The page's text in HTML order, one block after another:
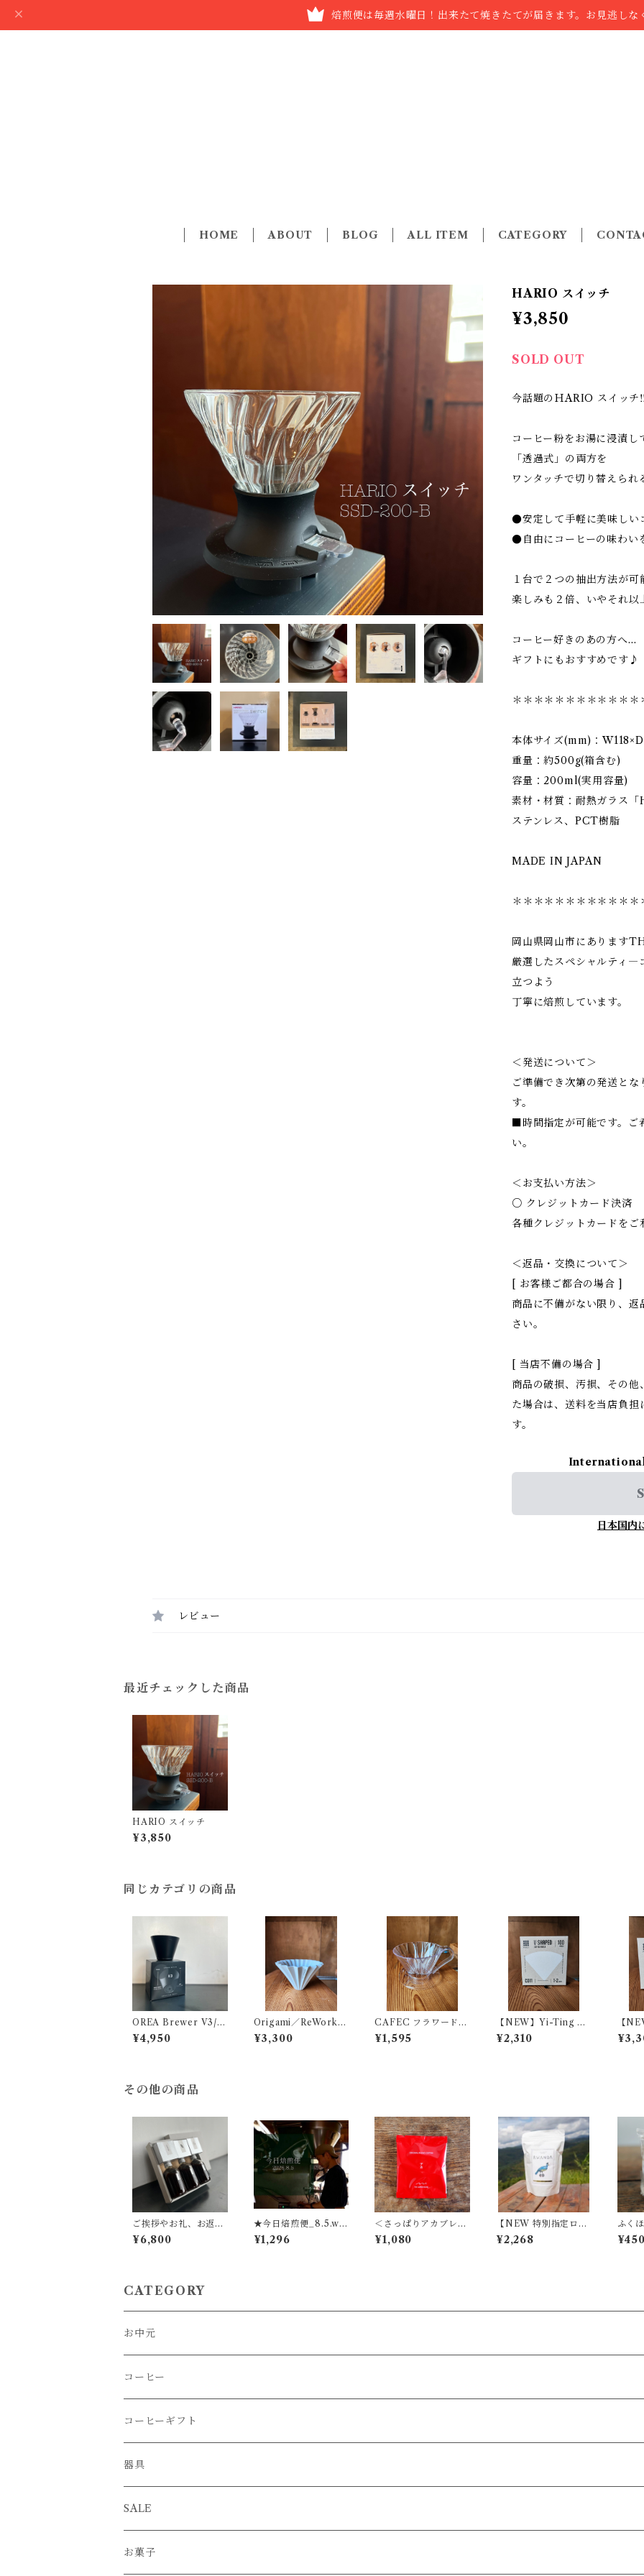
焙煎便は毎週水曜日！出来たて焼きたてが届きます。お見逃しな
HOME ABOUT BLOG ALL ITEM CATEGORY
HARIO スイッチ
¥3,850
SOLD OUT
今話題のＨARIO スイッチ
コーヒー粉をお湯に浸漬
「透過式」の両方を
ワンタッチで切り替えられ
●安定して手軽に美味しい
●自由にコーヒーの味わい
１台で２つの抽出方法が可
楽しみも２倍、いやそれ以
コーヒー好きのあの方へ…
ギフトにもおすすめです♪
＊＊＊＊＊＊＊＊＊＊＊
本体サイズ(mm)：
重量：約500g(箱含む)
容量：200ml(実用容量)
素材・材質：耐熱ガラス
ステンレス、PCT樹脂
MADE IN JAPAN
＊＊＊＊＊＊＊＊＊＊＊
岡山県岡山市にあります
厳選したスペシャルティ―
立つよう
丁寧に焙煎しています。
＜発送について＞
ご準備でき次第の発送と
す。
■時間指定が可能です。ご
い。
＜お支払い方法＞
○ クレジットカード決済
各種クレジットカードをご
＜返品・交換について＞
[ お客様ご都合の場合 ]
商品に不備がない限り、
さい。
[ 当店不備の場合 ]
商品の破損、汚損、その
た場合は、送料を当店負
す。
日本国内
レビュー
最近チェックした商品
HARIO スイッチ
¥3,850
同じカテゴリの商品
OREA Brewer V3/ L
(オレアドリッパー)
¥4,950
Origami／ReWork D
ripper M 2-4杯用
¥3,300
CAFEC フラワードリ
ッパーオーバル クリア
101 ＜1～2杯用＞
¥1,595
【NEW】Yi-Ting V
01 PURE.F／ 円錐1杯
用 不織布フィルター
¥2,310
【
AVE
ーブ
その他の商品
ご挨拶やお礼、お返し
に幅広くお選びいただ
いています。『キノシ
¥6,800
★今日焙煎便_8.5.we
d★エチオピア／ナチ
ュラル精製／ウォテW.
¥1,296
＜さっぱりアカブレン
ド＞コーヒーバッグ５
Ｐ
¥1,080
【NEW 特別指定ロッ
ト】ルワンダ／200g
／darkroast【ビナナ
¥2,268
ふく
ー/５
【5
CATEGORY
お中元
コーヒー
コーヒー豆
さっぱり
フルーティー
コーヒー豆ブレンド
水出しアイスコーヒーバック
コーヒーバッグ
コーヒーギフト
器具
グラインダー
ケトル
SALE
お菓子